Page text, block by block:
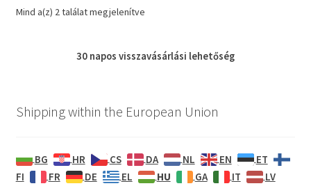
Mind a(z) 2 találat megjelenítve
30 napos visszavásárlási lehetőség
Shipping within the European Union
BG HR CS DA NL EN
ET
FI
FR DE EL HU GA IT
LV